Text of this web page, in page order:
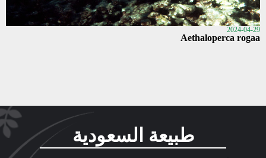
2024-04-29
Aethaloperca rogaa
طبيعة السعودية